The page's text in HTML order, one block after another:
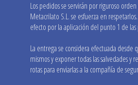
Los pedidos se servirán por riguroso
Metacrilato S.L. se esfuerza en
efecto por la aplicación del punto 1 de
La entrega se considera efectuada
mismos y exponer todas las salvedades
rotas para enviarlas a la compañía de